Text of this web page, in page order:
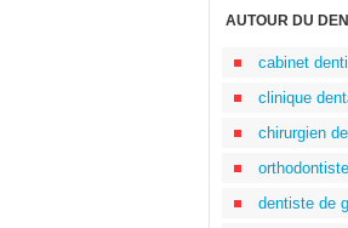
AUTOUR DU
cabinet
clinique
chirurgien
orthodontiste
dentiste de